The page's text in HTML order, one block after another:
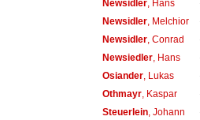
Newsidler, Hans
Newsidler, Melchior
Newsidler, Conrad
Newsiedler, Hans
Osiander, Lukas
Othmayr, Kaspar
Steuerlein, Johann